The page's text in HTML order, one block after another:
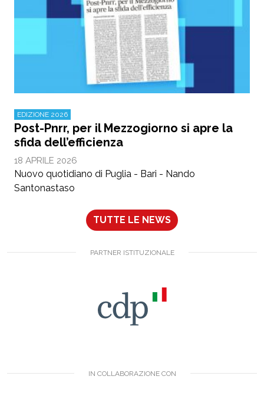
EDIZIONE 2026
Post-Pnrr, per il Mezzogiorno si apre la
sfida dell’efficienza
18 APRILE 2026
Nuovo quotidiano di Puglia - Bari - Nando
Santonastaso
TUTTE LE NEWS
PARTNER ISTITUZIONALE
IN COLLABORAZIONE CON